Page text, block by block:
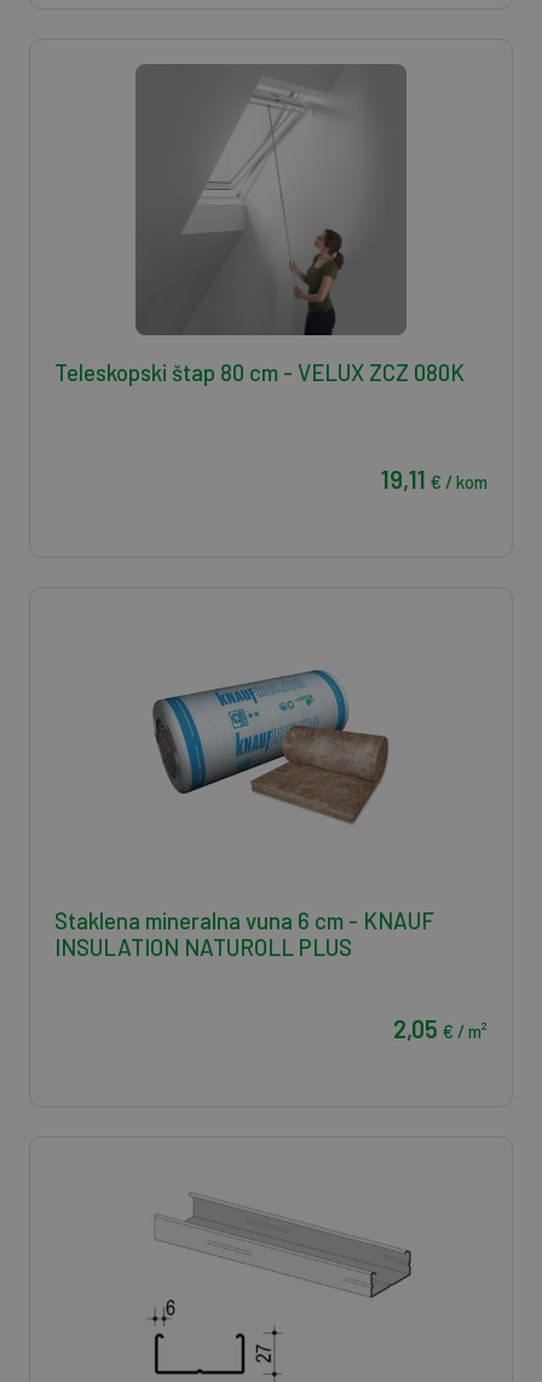
Teleskopski štap 80 cm - VELUX ZCZ 080K
19,11 € / kom
Staklena mineralna vuna 6 cm - KNAUF
INSULATION NATUROLL PLUS
2,05 € / m²